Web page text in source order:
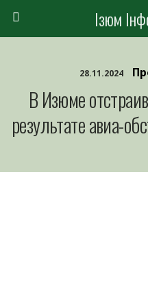
Ізюм
28.11.2024
В Изюме
результате авиа-